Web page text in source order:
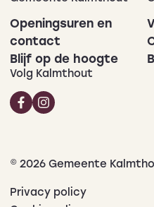
Openingsuren en
contact
Blijf op de hoogte
Volg Kalmthout
© 2026 Gemeente
Privacy policy